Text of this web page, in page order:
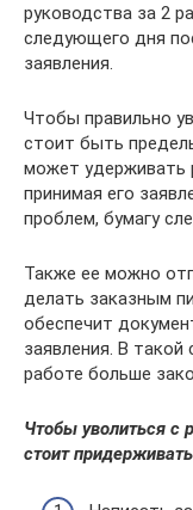
руководства за 2
следующего дня
заявления.
Чтобы правильно
стоит быть
может удерживать
принимая его
проблем, бумагу
Также ее можно
делать заказным
обеспечит
заявления. В такой
работе больше
Чтобы уволиться с
стоит